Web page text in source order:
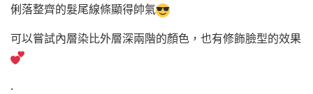
俐落整齊的髮尾線條顯得帥氣
可以嘗試內層染比外層深兩階的顏色，也有修飾臉型的效果
.